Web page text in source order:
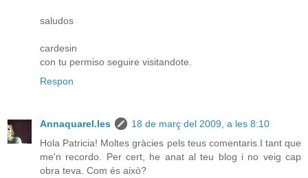
saludos
cardesin
con tu permiso seguire visitandote.
Respon
Annaquarel.les
18 de març del 2009, a les 8:10
Hola Patricia! Moltes gràcies pels teus comentaris.I tant que
me'n recordo. Per cert, he anat al teu blog i no veig cap
obra teva. Com és això?